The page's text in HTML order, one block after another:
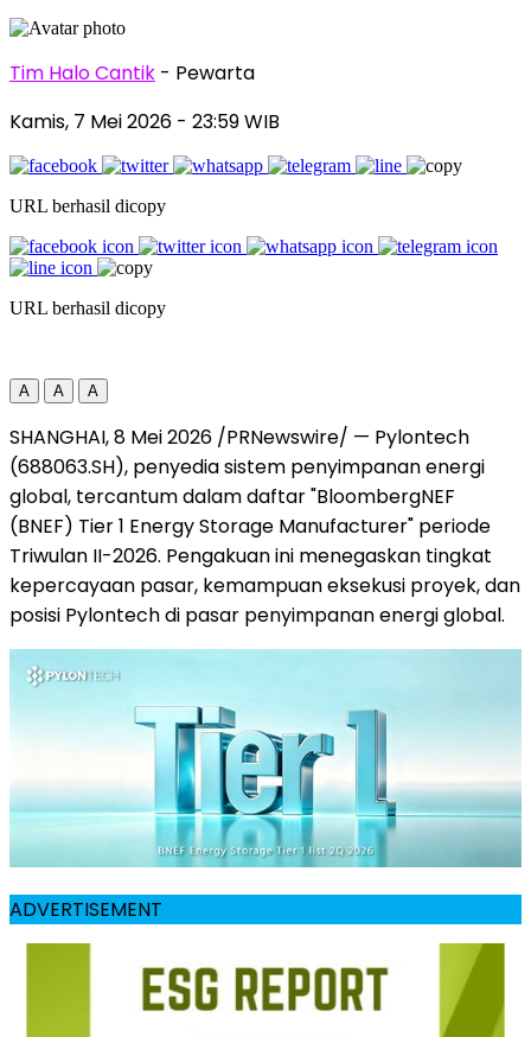
Tim Halo Cantik - Pewarta
Kamis, 7 Mei 2026 - 23:59 WIB
URL berhasil dicopy
URL berhasil dicopy
A A A
SHANGHAI,8 Mei 2026 /PRNewswire/ — Pylontech
(688063.SH), penyedia sistem penyimpanan energi
global, tercantum dalam daftar "BloombergNEF
(BNEF) Tier 1 Energy Storage Manufacturer" periode
Triwulan II-2026. Pengakuan ini menegaskan tingkat
kepercayaan pasar, kemampuan eksekusi proyek, dan
posisi Pylontech di pasar penyimpanan energi global.
ADVERTISEMENT